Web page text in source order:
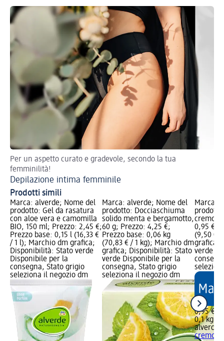
Per un aspetto curato e gradevole, secondo la tua
femminilità!
Depilazione intima femminile
Prodotti simili
Marca: alverde; Nome del
prodotto: Gel da rasatura
con aloe vera e camomilla
BIO, 150 ml; Prezzo: 2,45 €;
Prezzo base: 0,15 l (16,33 €
/ 1 l); Marchio dm grafica;
Disponibilità: Stato verde
Disponibile per la
consegna, Stato grigio
seleziona il negozio dm
Marca: alverde; Nome del
prodotto: Docciaschiuma
solido menta e bergamotto,
60 g; Prezzo: 4,25 €;
Prezzo base: 0,06 kg
(70,83 € / 1 kg); Marchio dm
grafica; Disponibilità: Stato
verde Disponibile per la
consegna, Stato grigio
seleziona il negozio dm
Marca:
0,95 €;
(9,50 € /
grafica;
verde
0,95 €
0,1 kg
alverde